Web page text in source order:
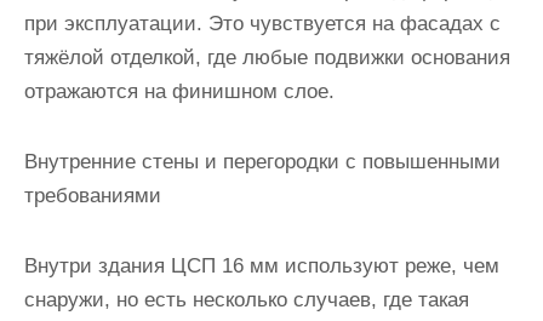
при эксплуатации. Это чувствуется на фасадах с
тяжёлой отделкой, где любые подвижки основания
отражаются на финишном слое.
Внутренние стены и перегородки с повышенными
требованиями
Внутри здания ЦСП 16 мм используют реже, чем
снаружи, но есть несколько случаев, где такая